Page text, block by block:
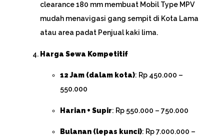
clearance 180 mm membuat Mobil Type MPV
mudah menavigasi gang sempit di Kota Lama
atau area padat Penjual kaki lima.
Harga Sewa Kompetitif
12 Jam (dalam kota): Rp 450.000 –
550.000
Harian + Supir: Rp 550.000 – 750.000
Bulanan (lepas kunci): Rp 7.000.000 –